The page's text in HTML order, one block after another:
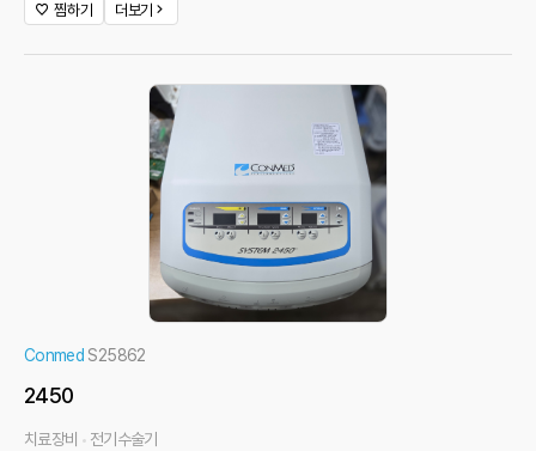
찜하기 더보기
Conmed S25862
2450
치료장비 전기수술기